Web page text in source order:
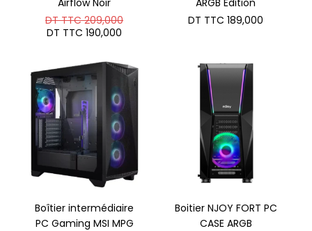
DT TTC209,000Le
DT
TTC 209,000.
DT TTC 190,000
est :
DT
TTC 190,000.
DT TTC 189,000
Boîtier intermédiaire
PC Gaming MSI MPG
Boitier NJOY FORT PC
CASE ARGB